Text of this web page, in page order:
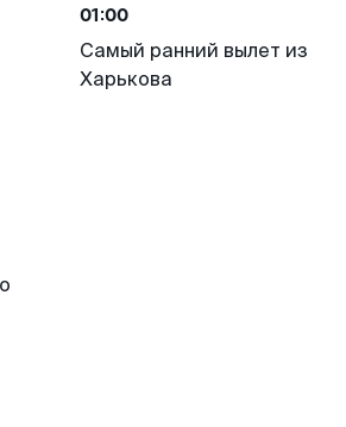
01:00
Самый ранний вылет из
Харькова